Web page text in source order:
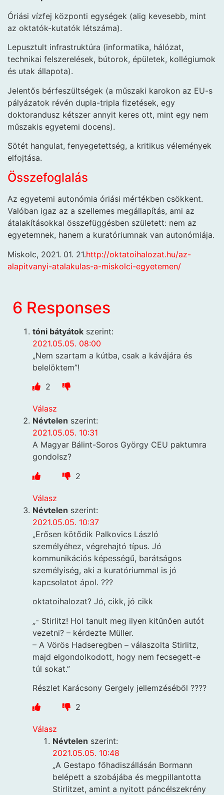
Óriási vízfej központi egységek (alig kevesebb, mint
az oktatók-kutatók létszáma).
Lepusztult infrastruktúra (informatika, hálózat,
technikai felszerelések, bútorok, épületek, kollégiumok
és utak állapota).
Jelentős bérfeszültségek (a műszaki karokon az EU-s
pályázatok révén dupla-tripla fizetések, egy
doktorandusz kétszer annyit keres ott, mint egy nem
műszakis egyetemi docens).
Sötét hangulat, fenyegetettség, a kritikus vélemények
elfojtása.
Összefoglalás
Az egyetemi autonómia óriási mértékben csökkent.
Valóban igaz az a szellemes megállapítás, ami az
átalakításokkal összefüggésben született: nem az
egyetemnek, hanem a kuratóriumnak van autonómiája.
Miskolc, 2021. 01. 21.http://oktatoihalozat.hu/az-
alapitvanyi-atalakulas-a-miskolci-egyetemen/
6 Responses
tóni bátyátok szerint:
2021.05.05. 08:00
„Nem szartam a kútba, csak a kávájára és
belelöktem”!
2
Válasz
Névtelen szerint:
2021.05.05. 10:31
A Magyar Bálint-Soros György CEU paktumra
gondolsz?
2
Válasz
Névtelen szerint:
2021.05.05. 10:37
„Erősen kötődik Palkovics László
személyéhez, végrehajtó típus. Jó
kommunikációs képességű, barátságos
személyiség, aki a kuratóriummal is jó
kapcsolatot ápol. ???
oktatoihalozat? Jó, cikk, jó cikk
„- Stirlitz! Hol tanult meg ilyen kitűnően autót
vezetni? – kérdezte Müller.
– A Vörös Hadseregben – válaszolta Stirlitz,
majd elgondolkodott, hogy nem fecsegett-e
túl sokat.”
Részlet Karácsony Gergely jellemzéséből ????
2
Válasz
Névtelen szerint:
2021.05.05. 10:48
„A Gestapo főhadiszállásán Bormann
belépett a szobájába és megpillantotta
Stirlitzet, amint a nyitott páncélszekrény